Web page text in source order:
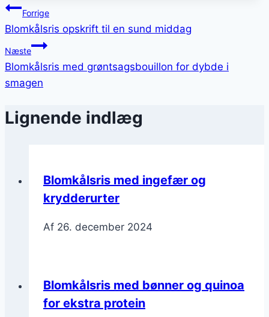
Indlægsnavigation
Forrige
Blomkålsris opskrift til en sund middag
Næste
Blomkålsris med grøntsagsbouillon for dybde i
smagen
Lignende indlæg
Blomkålsris med ingefær og
krydderurter
Af 26. december 2024
Blomkålsris med bønner og quinoa
for ekstra protein